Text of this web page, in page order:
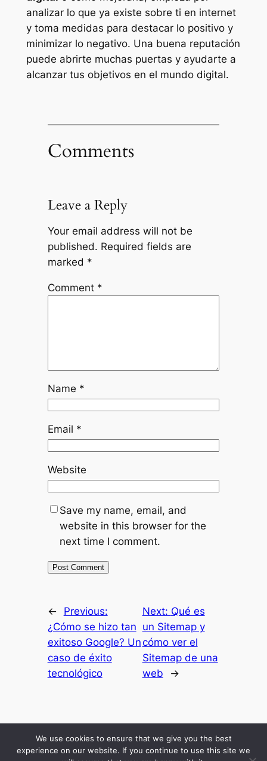
analizar lo que ya existe sobre ti en internet
y toma medidas para destacar lo positivo y
minimizar lo negativo. Una buena reputación
puede abrirte muchas puertas y ayudarte a
alcanzar tus objetivos en el mundo digital.
Comments
Leave a Reply
Your email address will not be
published. Required fields are
marked *
Comment *
Name *
Email *
Website
Save my name, email, and
website in this browser for the
next time I comment.
←
Previous:
¿Cómo se hizo tan
exitoso Google? Un
caso de éxito
tecnológico
Next: Qué es
un Sitemap y
cómo ver el
Sitemap de una
web
→
ResultadosMis SecretosBlog EconomicoPodcastAbout Me
Comunidad
We use cookies to ensure that we give you the best
experience on our website. If you continue to use this site we